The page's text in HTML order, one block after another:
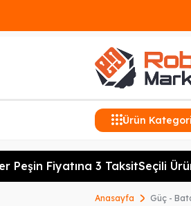
Ürün
Fiyatına 3 TaksitSeçili
Anasayfa Güç -